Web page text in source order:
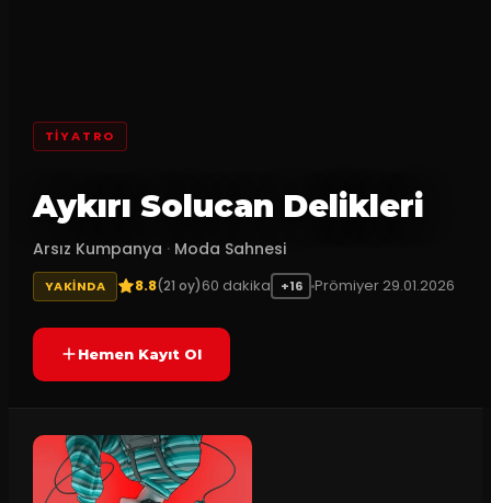
TİYATRO
Aykırı Solucan Delikleri
Arsız Kumpanya · Moda Sahnesi
YAKINDA 8.8(21 oy)60 dakika +16 Prömiyer 29.01.2026
Hemen Kayıt Ol